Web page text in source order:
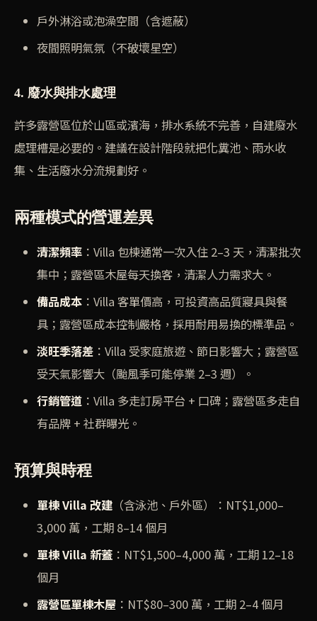
戶外淋浴或泡澡空間（含遮蔽）
夜間照明氣氛（不破壞星空）
4. 廢水與排水處理
許多露營區位於山區或濱海，排水系統不完善，自建廢水
處理槽是必要的。建議在設計階段就把化糞池、雨水收
集、生活廢水分流規劃好。
兩種模式的營運差異
清潔頻率 ：Villa 包棟通常一次入住 2–3 天，清潔批次
集中；露營區木屋每天換客，清潔人力需求大。
備品成本 ：Villa 客單價高，可投資高品質寢具與餐
具；露營區成本控制嚴格，採用耐用易換的標準品。
淡旺季落差 ：Villa 受家庭旅遊、節日影響大；露營區
受天氣影響大（颱風季可能停業 2–3 週）。
行銷管道 ：Villa 多走訂房平台 + 口碑；露營區多走自
有品牌 + 社群曝光。
預算與時程
單棟 Villa 改建 （含泳池、戶外區）：NT$1,000–
3,000 萬，工期 8–14 個月
單棟 Villa 新蓋 ：NT$1,500–4,000 萬，工期 12–18
個月
露營區單棟木屋 ：NT$80–300 萬，工期 2–4 個月